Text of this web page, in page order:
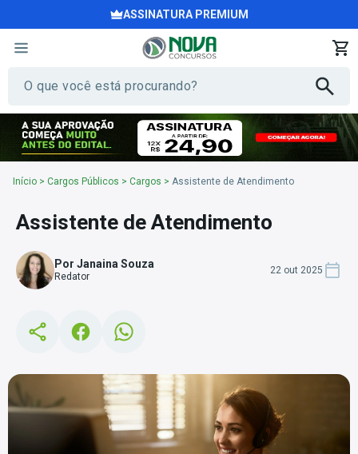
ASSINATURA PREMIUM
Início > Cargos Públicos > Cargos > Assistente de Atendimento
Assistente de Atendimento
Por Janaina Souza
Redator
22 out 2025